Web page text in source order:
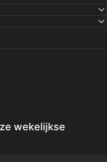
wekelijkse